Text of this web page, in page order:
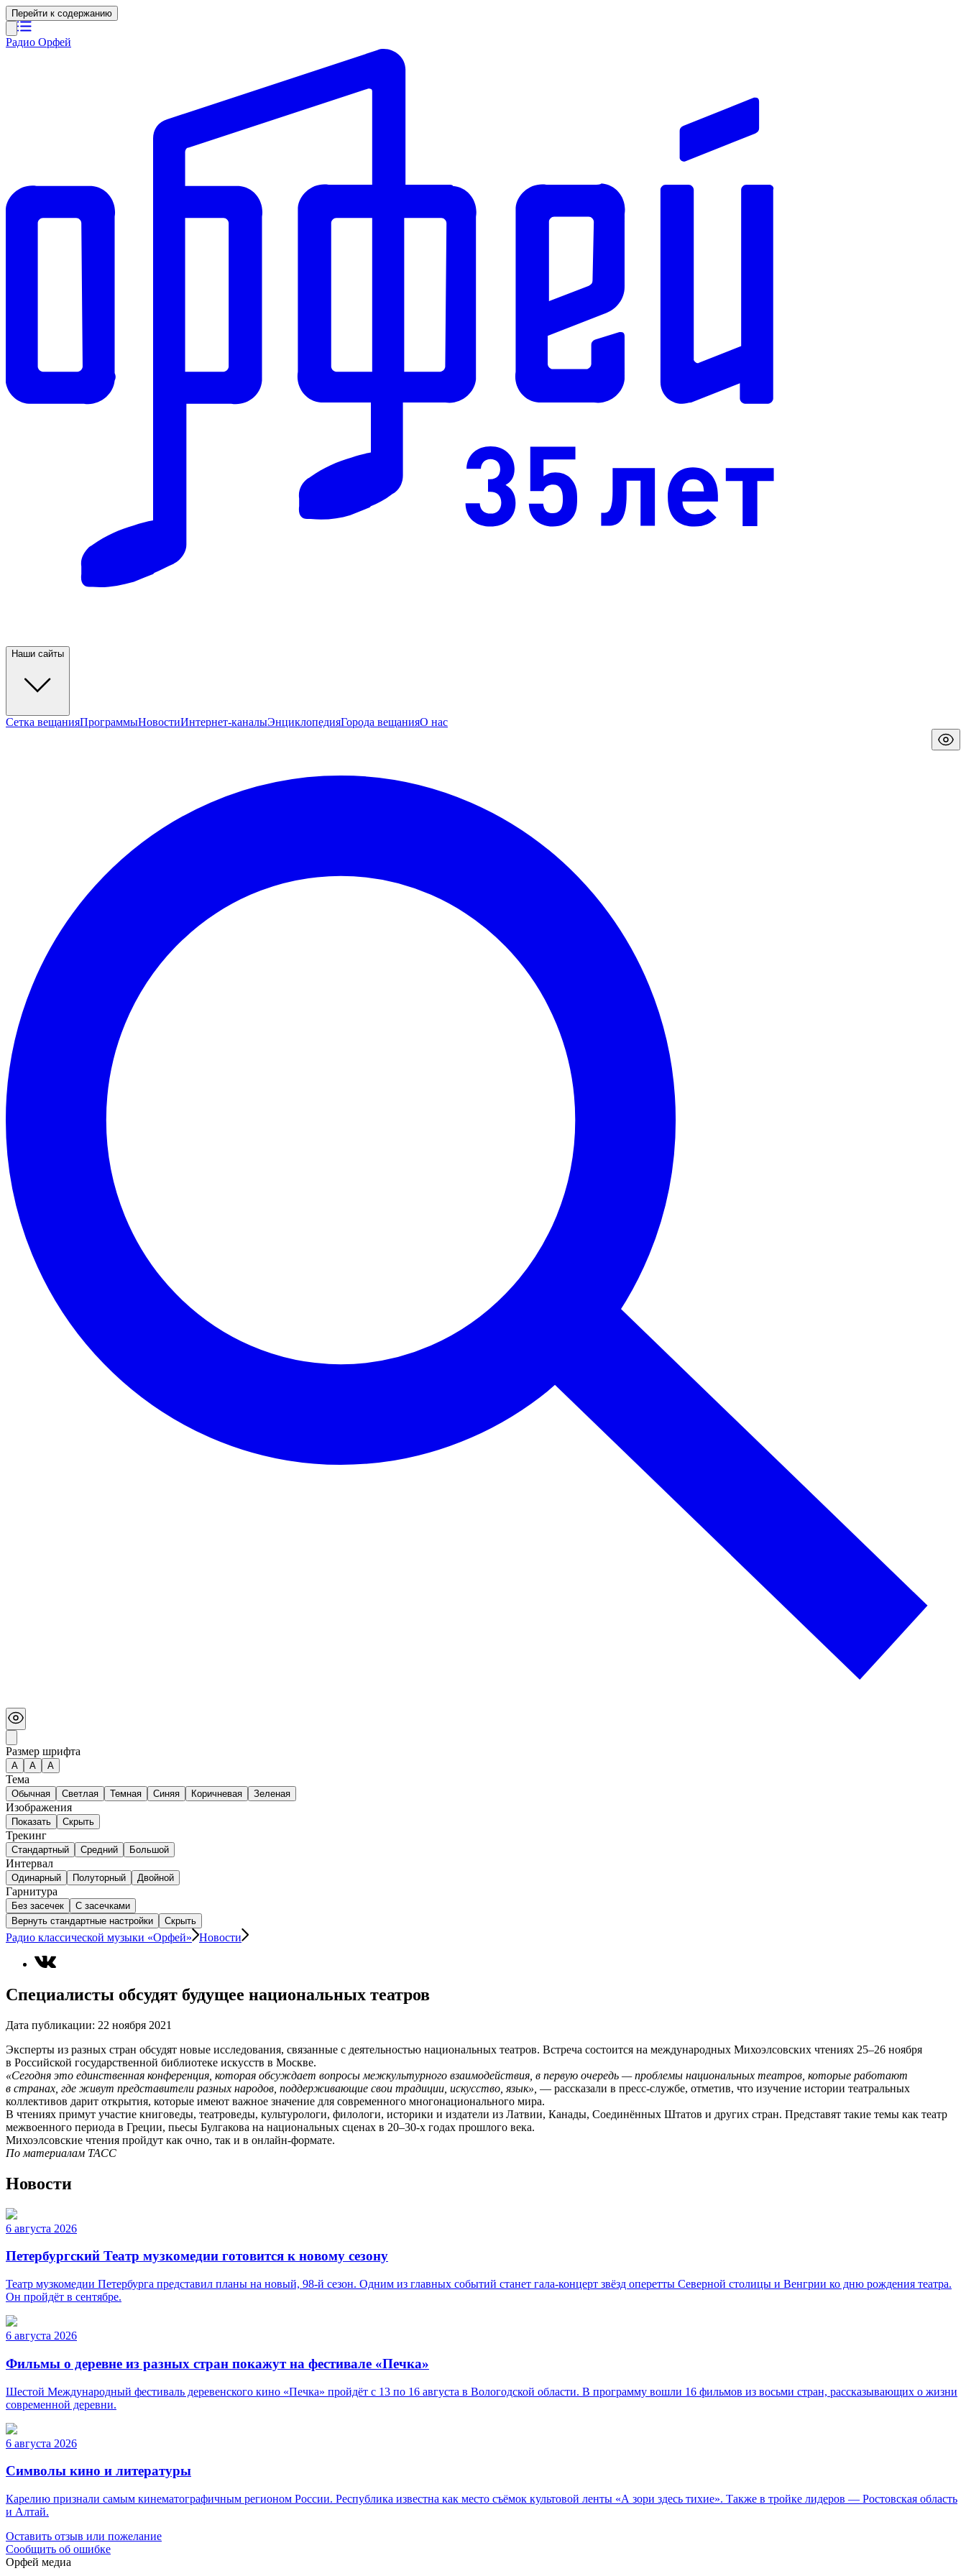
Перейти к содержанию
Радио Орфей
Наши сайты
Сетка вещанияПрограммыНовостиИнтернет-каналыЭнциклопедияГорода вещанияО нас
Размер шрифта
А A A
Тема
Обычная Светлая Темная Синяя Коричневая Зеленая
Изображения
Показать Скрыть
Трекинг
Стандартный Средний Большой
Интервал
Одинарный Полуторный Двойной
Гарнитура
Без засечек
С засечками
Вернуть стандартные настройки
Скрыть
Радио классической музыки «Орфей» Новости
Специалисты обсудят будущее национальных театров
Дата публикации: 22 ноября 2021
Эксперты из разных стран обсудят новые исследования, связанные с деятельностью национальных театров. Встреча состоится на международных Михоэлсовских чтениях 25–26 ноября
в Российской государственной библиотеке искусств в Москве.
«Сегодня это единственная конференция, которая обсуждает вопросы межкультурного взаимодействия, в первую очередь — проблемы национальных театров, которые работают
в странах, где живут представители разных народов, поддерживающие свои традиции, искусство, язык», — рассказали в пресс-службе, отметив, что изучение истории театральных
коллективов дарит открытия, которые имеют важное значение для современного многонационального мира.
В чтениях примут участие книговеды, театроведы, культурологи, филологи, историки и издатели из Латвии, Канады, Соединённых Штатов и других стран. Представят такие темы как театр
межвоенного периода в Греции, пьесы Булгакова на национальных сценах в 20–30-х годах прошлого века.
Михоэлсовские чтения пройдут как очно, так и в онлайн-формате.
По материалам ТАСС
Новости
6 августа 2026
Петербургский Театр музкомедии готовится к новому сезону
Театр музкомедии Петербурга представил планы на новый, 98-й сезон. Одним из главных событий станет гала-концерт звёзд оперетты Северной столицы и Венгрии ко дню рождения театра.
Он пройдёт в сентябре.
6 августа 2026
Фильмы о деревне из разных стран покажут на фестивале «Печка»
Шестой Международный фестиваль деревенского кино «Печка» пройдёт с 13 по 16 августа в Вологодской области. В программу вошли 16 фильмов из восьми стран, рассказывающих о жизни
современной деревни.
6 августа 2026
Символы кино и литературы
Карелию признали самым кинематографичным регионом России. Республика известна как место съёмок культовой ленты «А зори здесь тихие». Также в тройке лидеров — Ростовская область
и Алтай.
Оставить отзыв или пожелание
Сообщить об ошибке
Орфей медиа